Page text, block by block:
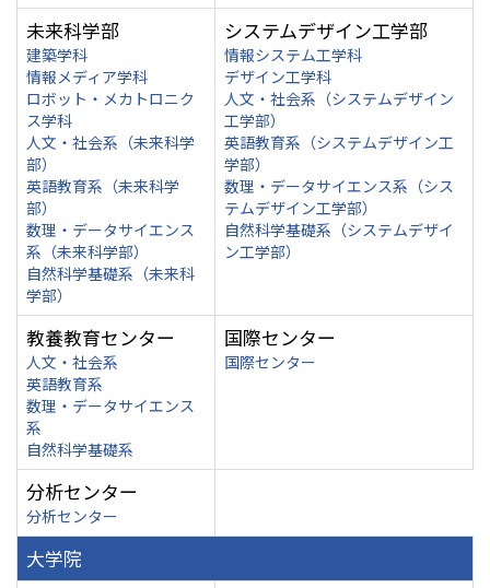
未来科学部
建築学科
情報メディア学科
ロボット・メカトロニク
ス学科
人文・社会系（未来科学
部）
英語教育系（未来科学
部）
数理・データサイエンス
系（未来科学部）
自然科学基礎系（未来科
学部）
システムデザイン工学部
情報システム工学科
デザイン工学科
人文・社会系（システムデザイン
工学部）
英語教育系（システムデザイン工
学部）
数理・データサイエンス系（シス
テムデザイン工学部）
自然科学基礎系（システムデザイ
ン工学部）
教養教育センター
人文・社会系
英語教育系
数理・データサイエンス
系
自然科学基礎系
国際センター
国際センター
分析センター
分析センター
大学院